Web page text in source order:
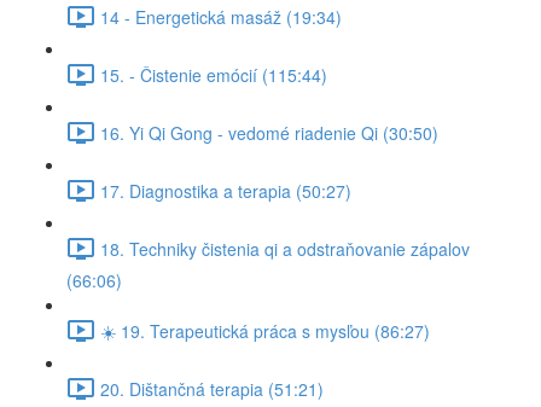
14 - Energetická masáž (19:34)
15. - Čistenie emócií (115:44)
16. Yi Qi Gong - vedomé riadenie Qi (30:50)
17. Diagnostika a terapia (50:27)
18. Techniky čistenia qi a odstraňovanie zápalov
(66:06)
☀️ 19. Terapeutická práca s mysľou (86:27)
20. Dištančná terapia (51:21)